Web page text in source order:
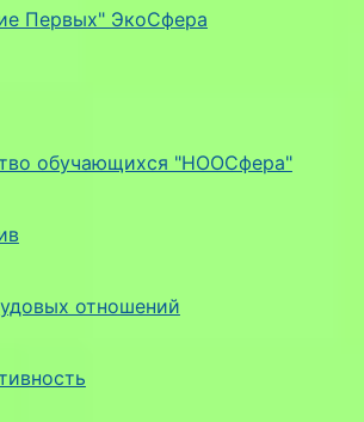
Первых" ЭкоСфера
обучающихся "НООСфера"
отношений